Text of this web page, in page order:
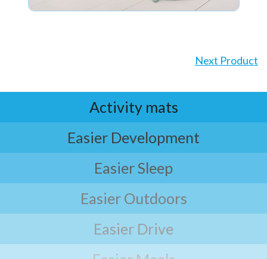
Next Product
Activity mats
Easier Development
Easier Sleep
Easier Outdoors
Easier Drive